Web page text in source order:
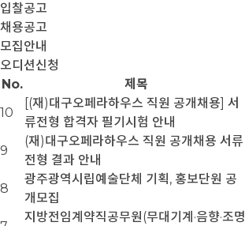
입찰공고
채용공고
모집안내
오디션신청
No.
제목
10
[(재)대구오페라하우스 직원 공개채용] 서
류전형 합격자 필기시험 안내
9
(재)대구오페라하우스 직원 공개채용 서류
전형 결과 안내
8
광주광역시립예술단체 기획, 홍보단원 공
개모집
지방전임계약직공무원(무대기계·음향·조명